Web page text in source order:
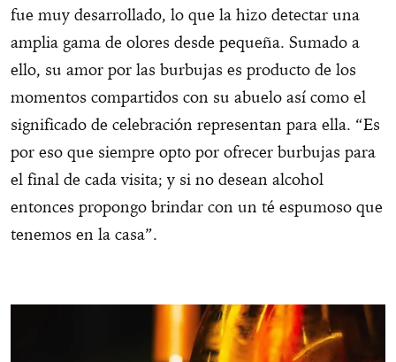
fue muy desarrollado, lo que la hizo detectar una
amplia gama de olores desde pequeña. Sumado a
ello, su amor por las burbujas es producto de los
momentos compartidos con su abuelo así como el
significado de celebración representan para ella. “Es
por eso que siempre opto por ofrecer burbujas para
el final de cada visita; y si no desean alcohol
entonces propongo brindar con un té espumoso que
tenemos en la casa”.